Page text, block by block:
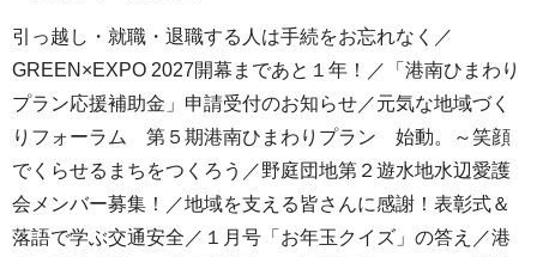
引っ越し・就職・退職する人は手続をお忘れなく／
GREEN×EXPO 2027開幕まであと１年！／「港南ひまわり
プラン応援補助金」申請受付のお知らせ／元気な地域づく
りフォーラム 第５期港南ひまわりプラン 始動。～笑顔
でくらせるまちをつくろう／野庭団地第２遊水地水辺愛護
会メンバー募集！／地域を支える皆さんに感謝！表彰式＆
落語で学ぶ交通安全／１月号「お年玉クイズ」の答え／港